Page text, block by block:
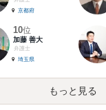
京都府
10位
加藤 善大
弁護士
埼玉県
もっと見る